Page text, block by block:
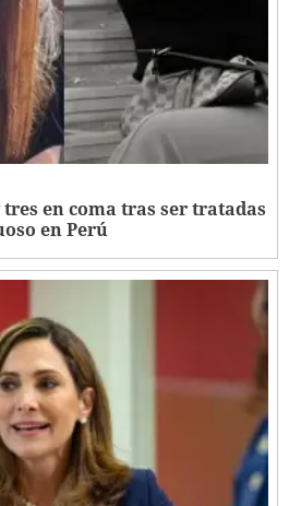
en coma tras ser tratadas
en Perú